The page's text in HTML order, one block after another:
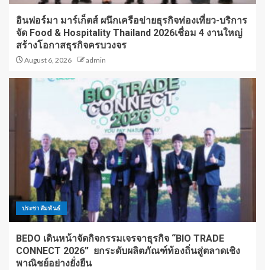
อินฟอร์มา มาร์เก็ตส์ ผนึกเครือข่ายธุรกิจท่องเที่ยว-บริการ
จัด Food & Hospitality Thailand 2026เชื่อม 4 งานใหญ่
สร้างโอกาสธุรกิจครบวงจร
August 6, 2026 admin
ประชาสัมพันธ์
BEDO เดินหน้าจัดกิจกรรมเจรจาธุรกิจ “BIO TRADE
CONNECT 2026” ยกระดับผลิตภัณฑ์ท้องถิ่นสู่ตลาดเชิง
พาณิชย์อย่างยั่งยืน